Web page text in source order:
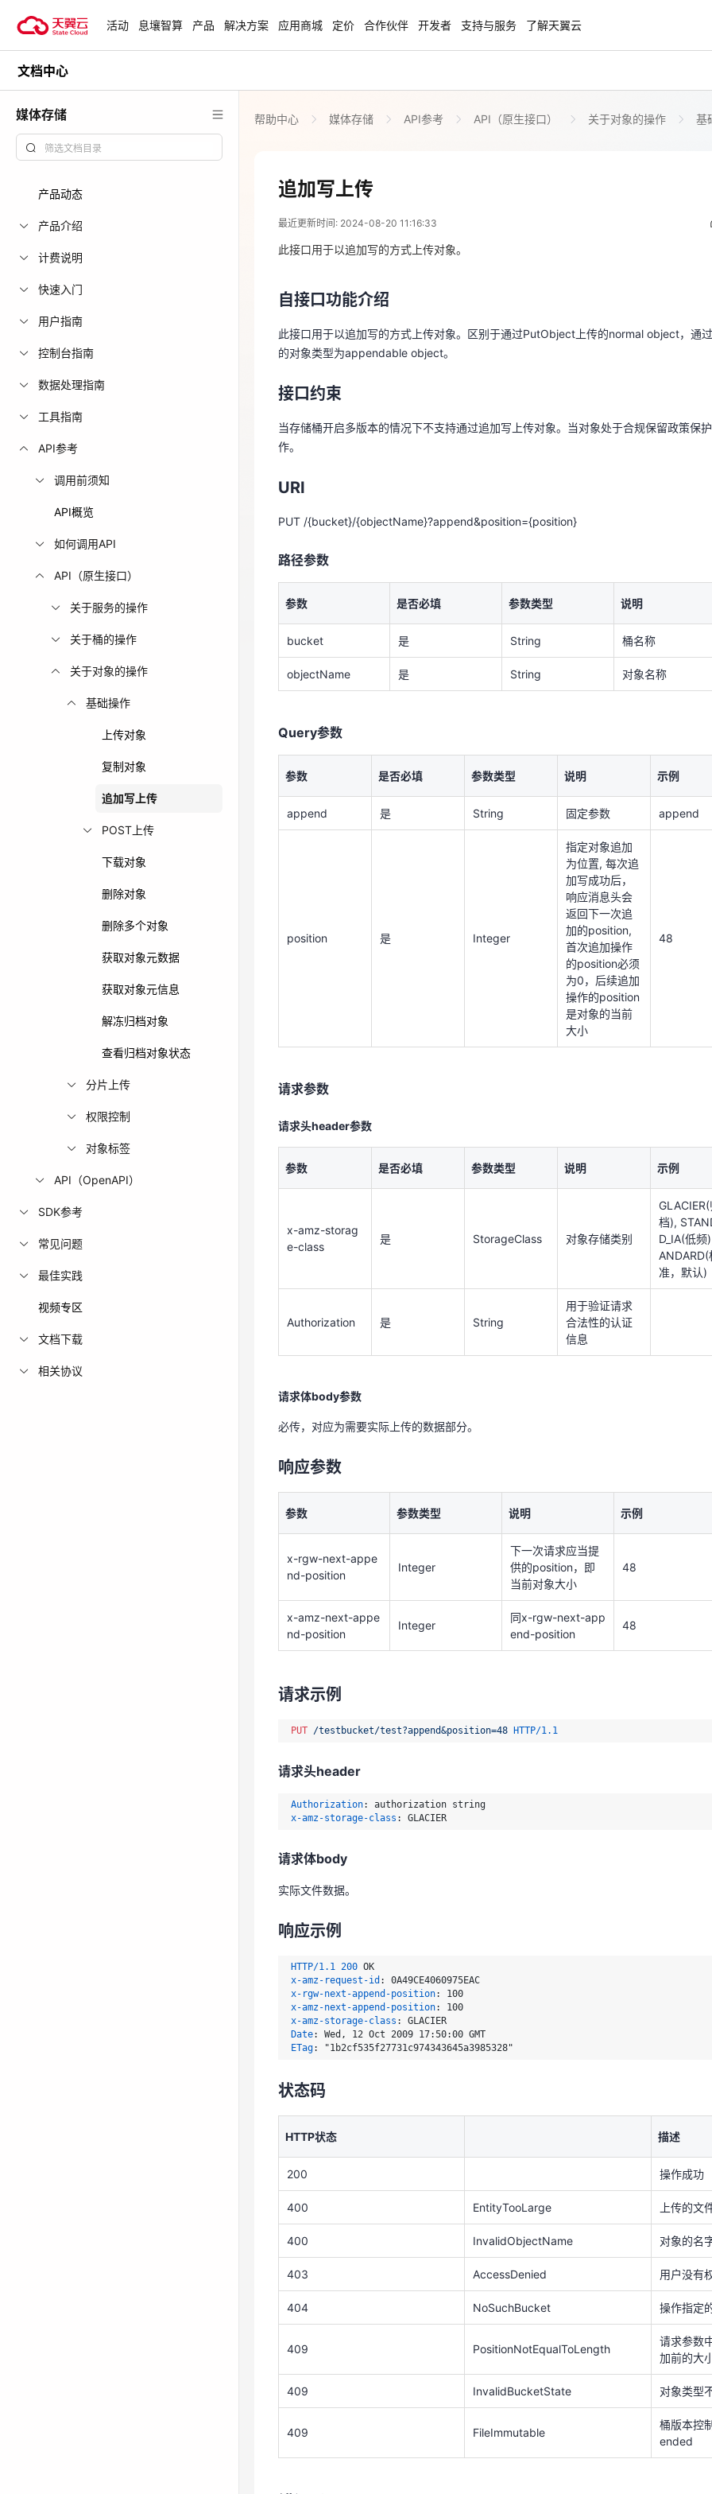
试用，产品折扣等，助您降本增
818 天翼云云智盛典 NEW 安全隔离版OpenClaw NEW
青云志云端助力计划
一站式科研助手，海外资源安全访问平台，助
力青年翼展宏图，平步青云
国家云助力中小企业腾飞，高额上云补贴重磅
免费试用中心
多款云产品免费试用，快来开启云上之旅
天翼云用户体验官
活动 息壤智算 产品 解决方案 应用商城 定价 合作伙伴 开发者 支持与服务 了解天翼云
文档中心
媒体存储
产品动态
产品介绍
计费说明
快速入门
用户指南
控制台指南
数据处理指南
工具指南
API参考
调用前须知
API概览
如何调用API
API（原生接口）
关于服务的操作
关于桶的操作
关于对象的操作
基础操作
上传对象
复制对象
追加写上传
POST上传
下载对象
删除对象
删除多个对象
获取对象元数据
获取对象元信息
解冻归档对象
查看归档对象状态
分片上传
权限控制
对象标签
API（OpenAPI）
SDK参考
常见问题
最佳实践
视频专区
文档下载
相关协议
帮助中心 媒体存储 API参考 API（原生接口） 关于对象的操作 基
追加写上传
最近更新时间: 2024-08-20 11:16:33
2024-08-20 03:16:33
自接口功能介绍
的对象类型为appendable object。
接口约束
作。
URI
bucket 是 String 桶名称
objectName 是 String 对象名称
Query参数
append
为位置, 每次追
响应消息头会
返回下一次追
首次追加操作
的position必须
为0，后续追加
操作的position
是对象的当前
大小
参数 是否必填 参数类型 说明 示例
用于验证请求
请求体body参数
参数 参数类型 说明 示例
x-rgw-next-appe
nd-position
请求示例
HTTP/1.1
Authorization:
x-amz-storage-class
x-amz-request-id:
x-rgw-next-append-position:
Date:
200
400
400
403
404 NoSuchBucket 操作指定
409 PositionNotEqualToLength
409 InvalidBucketState 对象类型
桶版本控
ended
错误码
请参考请求错误码（原生接口）。
此接口用于以追加写的方式上传对象。
自接口功能介绍
此接口用于以追加写的方式上传对象。区别于通过PutObject上传的normal object，通
的对象类型为appendable object。
接口约束
当存储桶开启多版本的情况下不支持通过追加写上传对象。当对象处于合规保留政策保
作。
URI
PUT /{bucket}/{objectName}?append&position={position}
路径参数
参数 是否必填 参数类型 说明
bucket 是 String 桶名称
objectName 是 String 对象名称
Query参数
参数 是否必填 参数类型 说明 示例
append 是 String 固定参数 append
position 是 Integer
指定对象追加
为位置, 每次追
加写成功后，
响应消息头会
返回下一次追
加的position,
首次追加操作
的position必须
为0，后续追加
操作的position
是对象的当前
大小
48
请求参数
请求头header参数
参数 是否必填 参数类型 说明 示例
x-amz-storag
e-class
是 StorageClass 对象存储类别
档),
D_IA(低频
ANDARD(
准，默认)
Authorization 是 String
用于验证请求
合法性的认证
信息
请求体body参数
必传，对应为需要实际上传的数据部分。
响应参数
参数 参数类型 说明 示例
x-rgw-next-appe
nd-position
Integer
下一次请求应当提
供的position，即
当前对象大小
48
x-amz-next-appe
nd-position
Integer
同x-rgw-next-app
end-position
48
请求示例
PUT /testbucket/test?append&position=48 HTTP/1.1
请求头header
Authorization:
authorization string
x-amz-storage-class : GLACIER
请求体body
实际文件数据。
响应示例
HTTP/1.1 200
OK
x-amz-request-id :
0A49CE4060975EAC
x-rgw-next-append-position:
100
x-amz-next-append-position:
100
x-amz-storage-class :
GLACIER
Date:
Wed, 12 Oct 2009 17:50:00 GMT
ETag:
状态码
HTTP状态 描述
200 操作成功
400 EntityTooLarge 上传的文
400 InvalidObjectName 对象的名
403 AccessDenied 用户没有
404 NoSuchBucket 操作指定
409 PositionNotEqualToLength
请求参数
加前的大
409 InvalidBucketState 对象类型
409 FileImmutable
桶版本控
ended